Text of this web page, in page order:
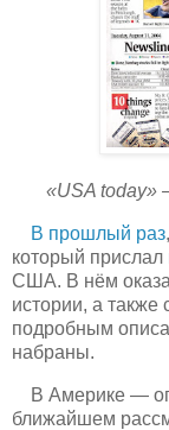
«USA today»
В прошлый раз
который прислал
США. В нём
истории, а также
подробным
набраны.
В Америке —
ближайшем